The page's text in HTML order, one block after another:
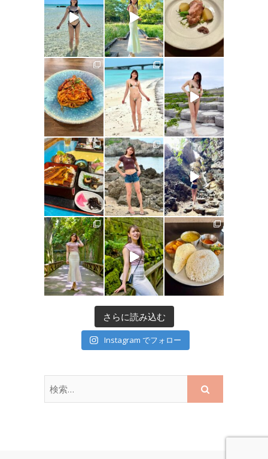
さらに読み込む
Instagram でフォロー